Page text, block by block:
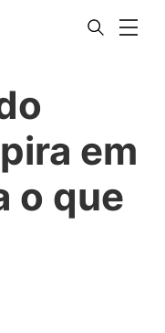
em
o que